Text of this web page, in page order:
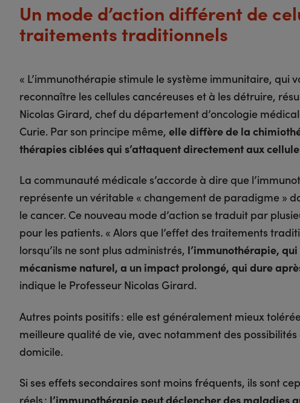
Un mode d’action différent de
traitements traditionnels
« L’immunothérapie stimule le système immunitaire, qui
reconnaître les cellules cancéreuses et à les détruire,
Nicolas Girard, chef du département d’oncologie
Curie. Par son principe même, elle diffère de la
thérapies ciblées qui s’attaquent directement aux
La communauté médicale s’accorde à dire que
représente un véritable « changement de paradigme »
le cancer. Ce nouveau mode d’action se traduit par
pour les patients. « Alors que l’effet des traitements
lorsqu’ils ne sont plus administrés, l’immunothérapie, qui
mécanisme naturel, a un impact prolongé, qui dure
indique le Professeur Nicolas Girard.
Autres points positifs : elle est généralement mieux
meilleure qualité de vie, avec notamment des possibilités
domicile.
Si ses effets secondaires sont moins fréquents, ils sont
réels : l’immunothérapie peut déclencher des maladies